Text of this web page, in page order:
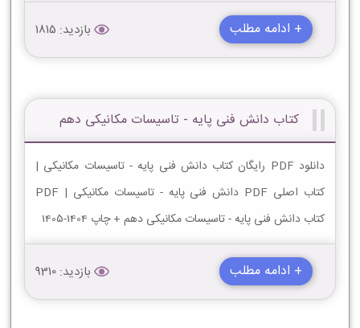
+ ادامه مطلب بازدید: 1815
کتاب دانش فنی پایه - تاسیسات مکانیکی دهم
دانلود PDF رایگان کتاب دانش فنی پایه - تاسیسات مکانیکی |
کتاب اصلی PDF دانش فنی پایه - تاسیسات مکانیکی | PDF
کتاب دانش فنی پایه - تاسیسات مکانیکی دهم + چاپ 1404-1405
+ ادامه مطلب بازدید: 9310